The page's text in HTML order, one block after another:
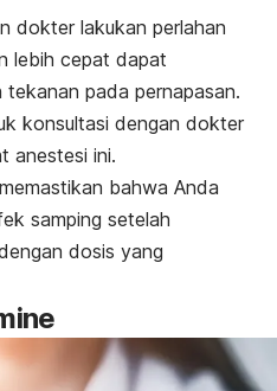
dokter lakukan perlahan
lebih cepat dapat
pada pernapasan.
konsultasi dengan dokter
anestesi ini.
bahwa Anda
samping setelah
dosis yang